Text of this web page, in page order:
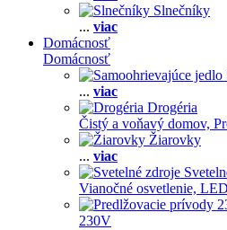
Slnečníky
... viac
Domácnosť
Domácnosť
... viac
Drogéria
Čistý a voňavý domov,
Žiarovky
... viac
Vianočné osvetlenie,
230V